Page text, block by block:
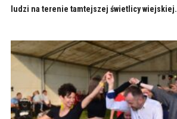
ludzi na terenie tamtejszej świetlicy wiejskiej.